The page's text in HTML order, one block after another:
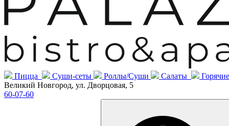
Пицца Суши-сеты Роллы/Суши Салаты
Великий Новгород, ул. Дворцовая, 5
60-07-60